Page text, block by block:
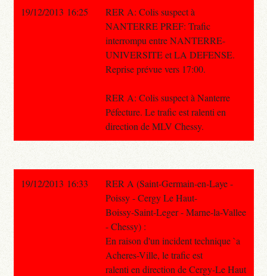
RER A: Colis suspect à
NANTERRE PREF: Trafic
interrompu entre NANTERRE-
UNIVERSITE et LA DEFENSE.
Reprise prévue vers 17:00.
RER A: Colis suspect à Nanterre
Péfecture. Le trafic est ralenti en
direction de MLV Chessy.
19/12/2013 16:25
19/12/2013 16:33
RER A (Saint-Germain-en-Laye -
Poissy - Cergy Le Haut-
Boissy-Saint-Leger - Marne-la-Vallee
- Chessy) :
En raison d'un incident technique `a
Acheres-Ville, le trafic est
ralenti en direction de Cergy-Le Haut